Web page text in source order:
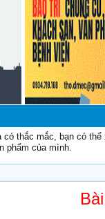
có thắc mắc, bạn có
phẩm của mình.